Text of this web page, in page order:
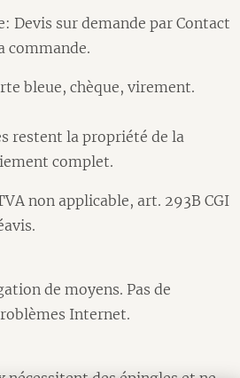
Devis sur demande par Contact
commande.
bleue, chèque, virement.
restent la propriété de la
complet.
non applicable, art. 293B CGI
de moyens. Pas de
Internet.